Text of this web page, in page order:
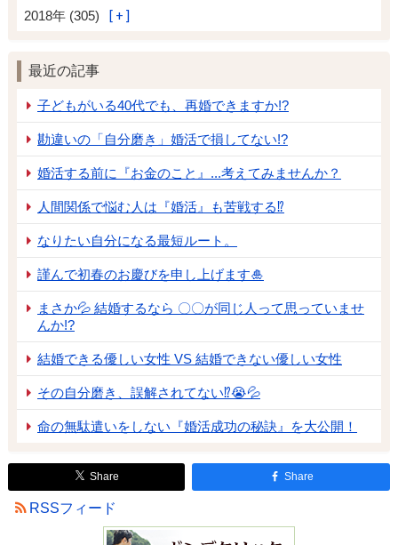
2018年 (305)
最近の記事
子どもがいる40代でも、再婚できますか!?
勘違いの「自分磨き」婚活で損してない!?
婚活する前に『お金のこと』...考えてみませんか？
人間関係で悩む人は『婚活』も苦戦する⁉
なりたい自分になる最短ルート。
謹んで初春のお慶びを申し上げます🎍
まさか💦 結婚するなら 〇〇が同じ人って思っていませ
んか!?
結婚できる優しい女性 VS 結婚できない優しい女性
その自分磨き、誤解されてない⁉😭💦
命の無駄遣いをしない『婚活成功の秘訣』を大公開！
Share Share
RSSフィード